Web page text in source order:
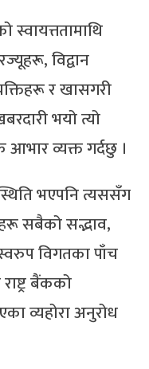
स्वायत्ततामाथि
विद्वान
र खासगरी
भयो त्यो
आभार व्यक्त गर्दछु ।
भएपनि त्यससँग
सबैको सद्भाव,
विगतका पाँच
बैंकको
व्यहोरा अनुरोध